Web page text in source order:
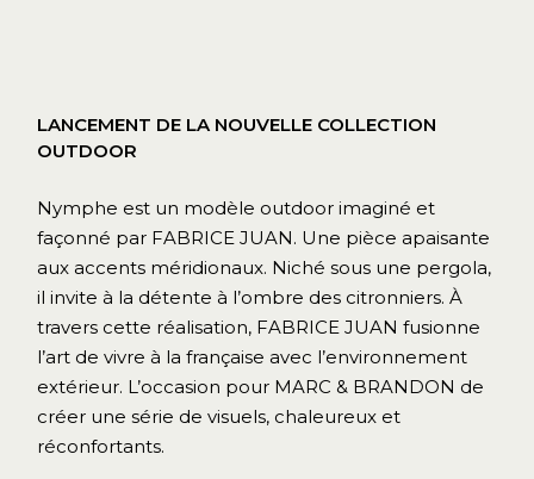
LANCEMENT DE LA NOUVELLE COLLECTION
OUTDOOR
Nymphe est un modèle outdoor imaginé et
façonné par FABRICE JUAN. Une pièce apaisante
aux accents méridionaux. Niché sous une pergola,
il invite à la détente à l’ombre des citronniers. À
travers cette réalisation, FABRICE JUAN fusionne
l’art de vivre à la française avec l’environnement
extérieur. L’occasion pour MARC & BRANDON de
créer une série de visuels, chaleureux et
réconfortants.